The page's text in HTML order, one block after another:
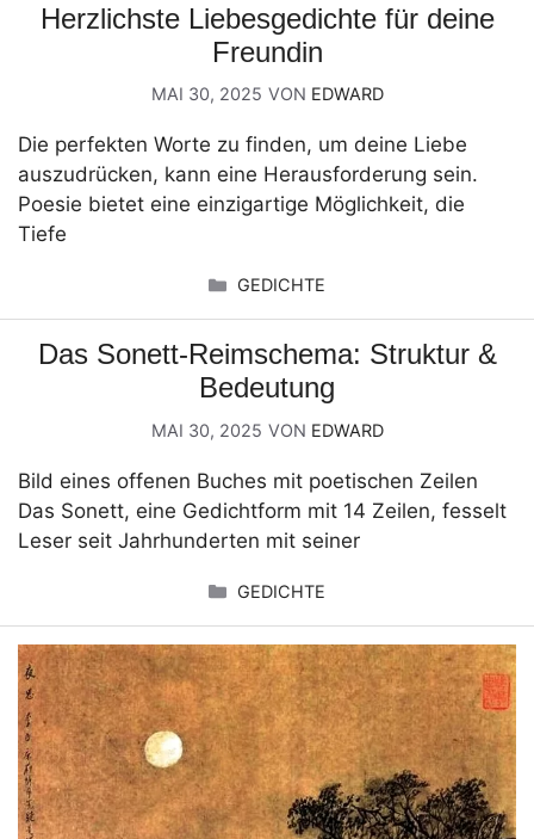
Herzlichste Liebesgedichte für deine
Freundin
MAI 30, 2025 VON EDWARD
Die perfekten Worte zu finden, um deine Liebe
auszudrücken, kann eine Herausforderung sein.
Poesie bietet eine einzigartige Möglichkeit, die
Tiefe
KATEGORIEN
GEDICHTE
Das Sonett-Reimschema: Struktur &
Bedeutung
MAI 30, 2025 VON EDWARD
Bild eines offenen Buches mit poetischen Zeilen
Das Sonett, eine Gedichtform mit 14 Zeilen, fesselt
Leser seit Jahrhunderten mit seiner
KATEGORIEN
GEDICHTE